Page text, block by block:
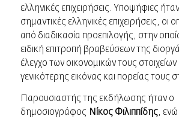
ελληνικές επιχειρήσεις. Υποψήφιες
σημαντικές ελληνικές επιχειρήσεις, οι
από διαδικασία προεπιλογής, στην
ειδική επιτροπή βραβεύσεων της
έλεγχο των οικονομικών τους στοιχείων
γενικότερης εικόνας και πορείας τους
Παρουσιαστής της εκδήλωσης ήταν ο
δημοσιογράφος Νίκος Φιλιππίδης, ενώ